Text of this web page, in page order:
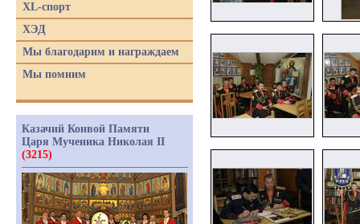
XL-спорт
ХЭД
Мы благодарим и награждаем
Мы помним
Казачий Конвой Памяти
Царя Мученика Николая II
(3215)